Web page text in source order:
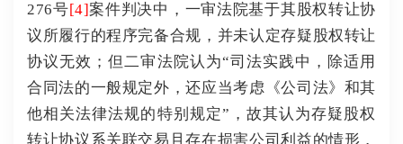
276号[4]案件判决中，一审法院基于其股权转让协
议所履行的程序完备合规，并未认定存疑股权转让
协议无效；但二审法院认为“司法实践中，除适用
合同法的一般规定外，还应当考虑《公司法》和其
他相关法律法规的特别规定”，故其认为存疑股权
转让协议系关联交易且存在损害公司利益的情形，